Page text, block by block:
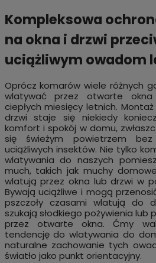
Kompleksowa
na okna i drzwi
uciążliwym owadom
Oprócz komarów wiele różnych
wlatywać przez otwarte
ciepłych miesięcy letnich.
drzwi staje się niekiedy
komfort i spokój w domu,
się świeżym powietrzem
uciążliwych insektów. Nie tylko
wlatywania do naszych
much, takich jak muchy
wlatują przez okna lub drzwi w
Bywają uciążliwe i mogą
pszczoły czasami wlatują do
szukają słodkiego pożywienia
przez otwarte okna. Ćmy
tendencję do wlatywania do
naturalne zachowanie tych
światło jako punkt orientacyjny.